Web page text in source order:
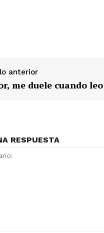
anterior
me duele cuando
RESPUESTA